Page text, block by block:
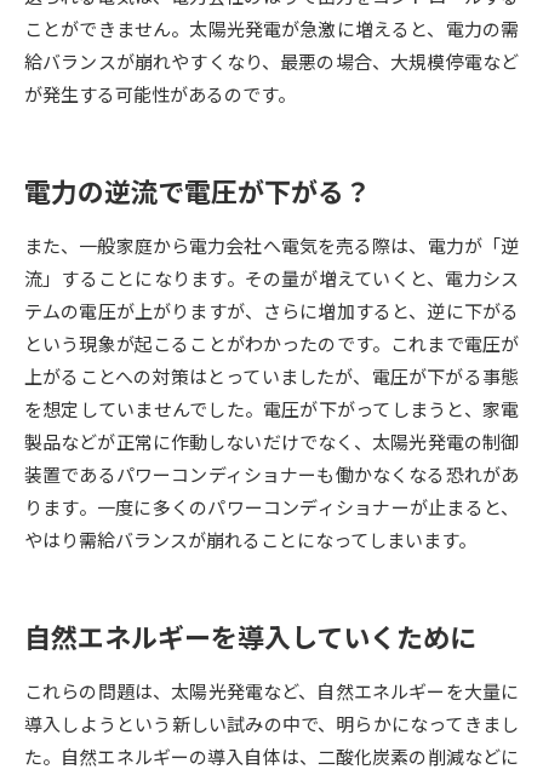
データサイエンス特集 奨学金・特待生制度特集
デジタルパンフレット
オープンキャンパスなどを調べる
オープンキャンパス検索 実施プログラムから探す
来場型・Web型イベント特集 夢ナビライブ
受験準備 資料検索
受験スケジュールを立てよう
先輩が入学を決めた理由 テレメール全国一斉進学調査
ことができません。太陽光発電が急激に増えると、電力の需
給バランスが崩れやすくなり、最悪の場合、大規模停電など
が発生する可能性があるのです。
電力の逆流で電圧が下がる？
また、一般家庭から電力会社へ電気を売る際は、電力が「逆
流」することになります。その量が増えていくと、電力シス
テムの電圧が上がりますが、さらに増加すると、逆に下がる
という現象が起こることがわかったのです。これまで電圧が
上がることへの対策はとっていましたが、電圧が下がる事態
を想定していませんでした。電圧が下がってしまうと、家電
製品などが正常に作動しないだけでなく、太陽光発電の制御
装置であるパワーコンディショナーも働かなくなる恐れがあ
ります。一度に多くのパワーコンディショナーが止まると、
やはり需給バランスが崩れることになってしまいます。
自然エネルギーを導入していくために
これらの問題は、太陽光発電など、自然エネルギーを大量に
導入しようという新しい試みの中で、明らかになってきまし
た。自然エネルギーの導入自体は、二酸化炭素の削減などに